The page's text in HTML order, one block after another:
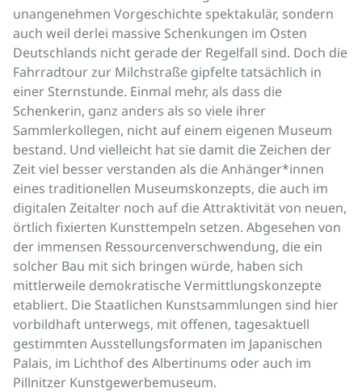
unangenehmen Vorgeschichte spektakulär, sondern
auch weil derlei massive Schenkungen im Osten
Deutschlands nicht gerade der Regelfall sind. Doch die
Fahrradtour zur Milchstraße gipfelte tatsächlich in
einer Sternstunde. Einmal mehr, als dass die
Schenkerin, ganz anders als so viele ihrer
Sammlerkollegen, nicht auf einem eigenen Museum
bestand. Und vielleicht hat sie damit die Zeichen der
Zeit viel besser verstanden als die Anhänger*innen
eines traditionellen Museumskonzepts, die auch im
digitalen Zeitalter noch auf die Attraktivität von neuen,
örtlich fixierten Kunsttempeln setzen. Abgesehen von
der immensen Ressourcenverschwendung, die ein
solcher Bau mit sich bringen würde, haben sich
mittlerweile demokratische Vermittlungskonzepte
etabliert. Die Staatlichen Kunstsammlungen sind hier
vorbildhaft unterwegs, mit offenen, tagesaktuell
gestimmten Ausstellungsformaten im Japanischen
Palais, im Lichthof des Albertinums oder auch im
Pillnitzer Kunstgewerbemuseum.